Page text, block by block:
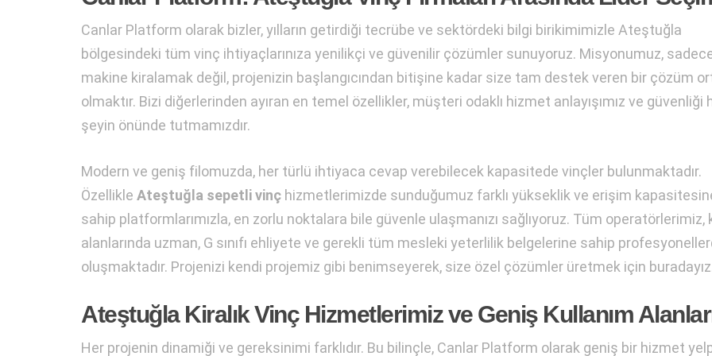
Canlar Platform olarak bizler, yılların getirdiği tecrübe ve sektördeki bilgi birikimimizle Ateştuğla
bölgesindeki tüm vinç ihtiyaçlarınıza yenilikçi ve güvenilir çözümler sunuyoruz. Misyonumuz,
makine kiralamak değil, projenizin başlangıcından bitişine kadar size tam destek veren bir çözüm
olmaktır. Bizi diğerlerinden ayıran en temel özellikler, müşteri odaklı hizmet anlayışımız ve güvenliği
şeyin önünde tutmamızdır.
Modern ve geniş filomuzda, her türlü ihtiyaca cevap verebilecek kapasitede vinçler bulunmaktadır.
Özellikle Ateştuğla sepetli vinç hizmetlerimizde sunduğumuz farklı yükseklik ve erişim
sahip platformlarımızla, en zorlu noktalara bile güvenle ulaşmanızı sağlıyoruz. Tüm operatörlerimiz,
alanlarında uzman, G sınıfı ehliyete ve gerekli tüm mesleki yeterlilik belgelerine sahip
oluşmaktadır. Projenizi kendi projemiz gibi benimseyerek, size özel çözümler üretmek için
Ateştuğla Kiralık Vinç Hizmetlerimiz ve Geniş Kullanım
Her projenin dinamiği ve gereksinimi farklıdır. Bu bilinçle, Canlar Platform olarak geniş bir hizmet